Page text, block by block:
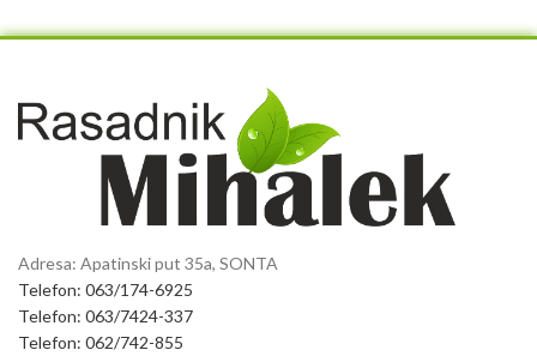
Adresa: Apatinski put 35a, SONTA
Telefon: 063/174-6925
Telefon: 063/7424-337
Telefon: 062/742-855